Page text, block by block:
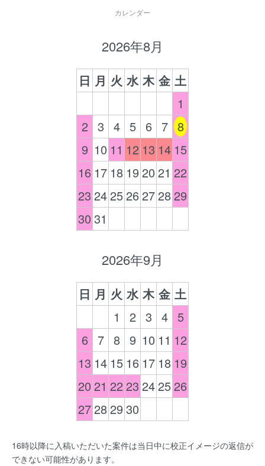
カレンダー
2026年8月
日 月 火 水 木 金 土
1
2 3 4 5 6 7 8
9 10 11 12 13 14 15
16 17 18 1920 21 22
23 242526272829
30 31
2026年9月
日 月 火 水 木 金 土
1
2 3 4 5
6
7 8 9 10 11 12
13 14 15 16 17 18 19
20 21 2223 242526
27282930
16時以降に入稿いただいた案件は当日中に校正イメージの返信が
できない可能性があります。